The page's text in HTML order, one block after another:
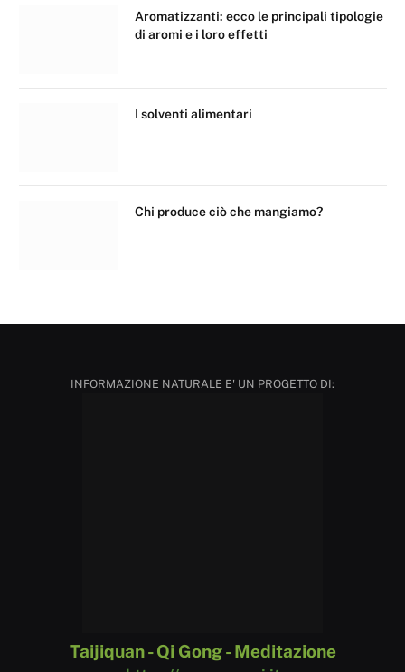
Aromatizzanti: ecco le principali tipologie
di aromi e i loro effetti
I solventi alimentari
Chi produce ciò che mangiamo?
INFORMAZIONE NATURALE E' UN PROGETTO DI:
Taijiquan - Qi Gong - Meditazione